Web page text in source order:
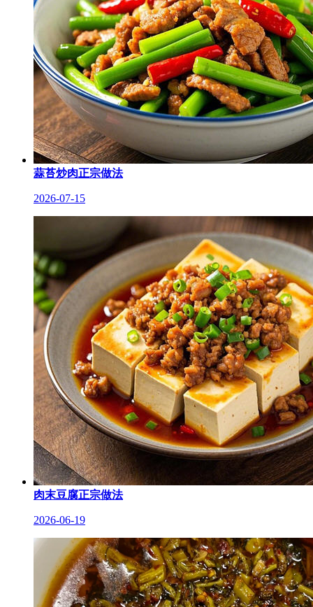
蒜苔炒肉正宗做法
2026-07-15
肉末豆腐正宗做法
2026-06-19